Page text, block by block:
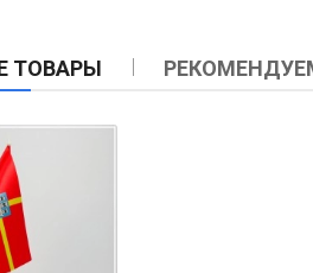
(1920-1991): В советское
период: После обретения
июля 2002 решением областного
области поднимается во время
ТОВАРЫ